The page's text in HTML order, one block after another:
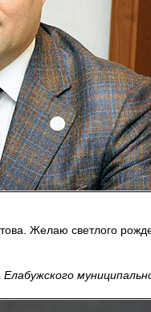
Желаю светлого
Елабужского